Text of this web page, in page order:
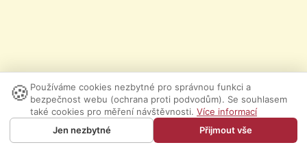
🍪 Používáme cookies nezbytné pro správnou funkci a
bezpečnost webu (ochrana proti podvodům). Se souhlasem
také cookies pro měření návštěvnosti. Více informací
Jen nezbytné
Přijmout vše